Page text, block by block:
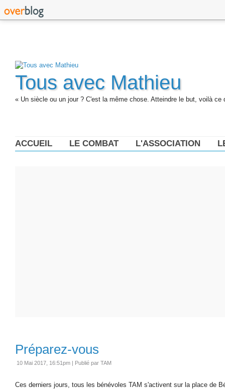
Tous avec Mathieu
« Un siècle ou un jour ? C'est la même chose. Atteindre le but, voilà ce
ACCUEIL LE COMBAT L'ASSOCIATION
Préparez-vous
10 Mai 2017, 16:51pm | Publié par TAM
Ces derniers jours, tous les bénévoles TAM s'activent sur la place de